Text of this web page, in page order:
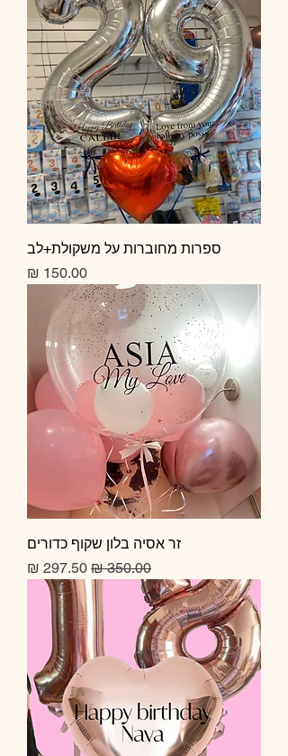
ספרות מחוברות על משקולת+לב
מחיר
זר אסיה בלון שקוף כדורים
מחיר רגיל מחיר מבצע